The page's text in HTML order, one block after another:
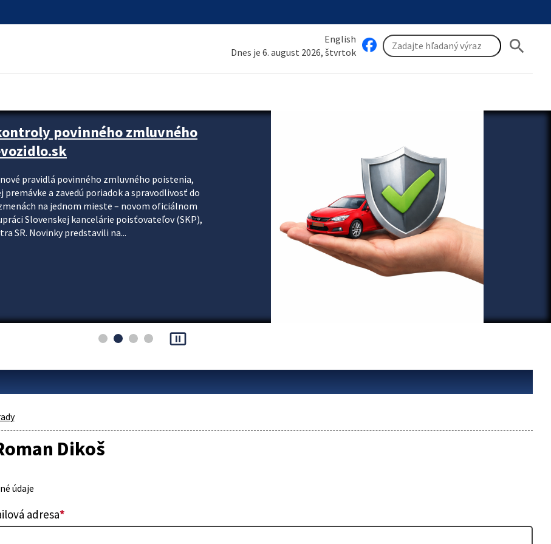
English
Dnes je 6. august 2026, štvrtok
search
povinného zmluvného
pravidlá povinného zmluvného poistenia,
a zavedú poriadok a spravodlivosť do
na jednom mieste – novom oficiálnom
Slovenskej kancelárie poisťovateľov (SKP),
SR. Novinky predstavili na...
pause_presentation
Dikoš
údaje
adresa*